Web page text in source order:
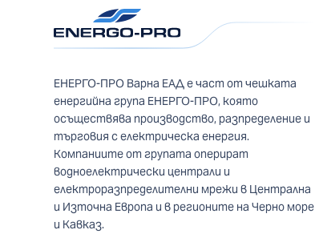
ЕНЕРГО-ПРО Варна ЕАД е част от чешката
енергийна група ЕНЕРГО-ПРО, която
осъществява производство, разпределение и
търговия с електрическа енергия.
Компаниите от групата оперират
водноелектрически централи и
електроразпределителни мрежи в Централна
и Източна Европа и в регионите на Черно море
и Кавказ.